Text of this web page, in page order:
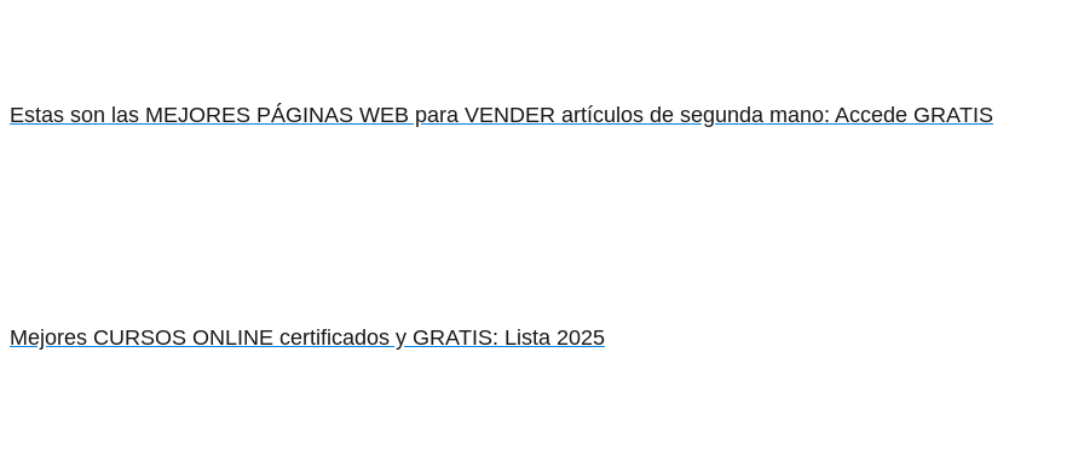
Estas son las MEJORES PÁGINAS WEB para VENDER artículos de segunda mano: Accede GRATIS
Mejores CURSOS ONLINE certificados y GRATIS: Lista 2025